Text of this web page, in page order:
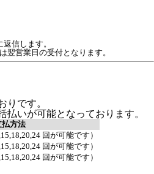
信します。
翌営業日の受付となります。
りです。
払いが可能となっております。
払方法
回が可能です）
回が可能です）
回が可能です）